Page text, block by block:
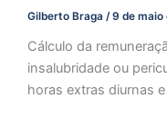
Gilberto Braga /9 de maio
Cálculo da
insalubridade ou
horas extras diurnas